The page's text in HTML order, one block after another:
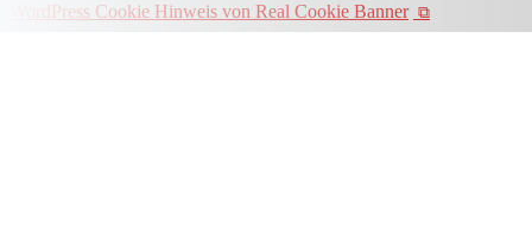
WordPress Cookie Hinweis von Real Cookie Banner